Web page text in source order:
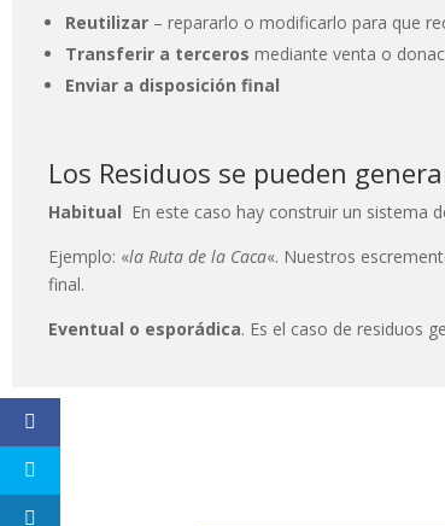
Reutilizar – repararlo o modificarlo para que
Transferir a terceros mediante venta o
Enviar a disposición final
Los Residuos se pueden
Habitual En este caso hay construir un sistema
Ejemplo: «la Ruta de la Caca«. Nuestros
final.
Eventual o esporádica. Es el caso de residuos